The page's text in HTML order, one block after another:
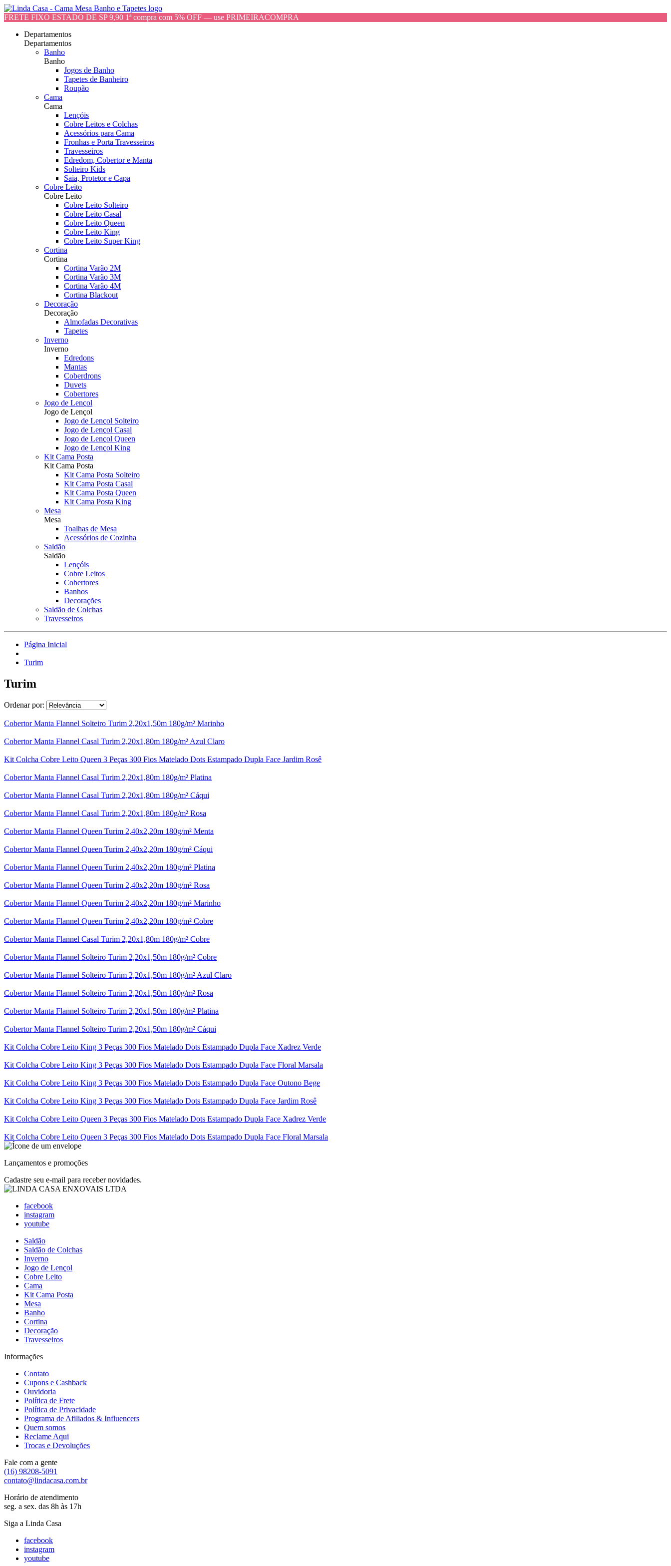
FRETE FIXO ESTADO DE SP 9,90 1ª compra com 5% OFF — use PRIMEIRACOMPRA
Departamentos
Departamentos
Banho
Banho
Jogos de Banho
Tapetes de Banheiro
Roupão
Cama
Cama
Lençóis
Cobre Leitos e Colchas
Acessórios para Cama
Fronhas e Porta Travesseiros
Travesseiros
Edredom, Cobertor e Manta
Solteiro Kids
Saia, Protetor e Capa
Cobre Leito
Cobre Leito
Cobre Leito Solteiro
Cobre Leito Casal
Cobre Leito Queen
Cobre Leito King
Cobre Leito Super King
Cortina
Cortina
Cortina Varão 2M
Cortina Varão 3M
Cortina Varão 4M
Cortina Blackout
Decoração
Decoração
Almofadas Decorativas
Tapetes
Inverno
Inverno
Edredons
Mantas
Coberdrons
Duvets
Cobertores
Jogo de Lençol
Jogo de Lençol
Jogo de Lençol Solteiro
Jogo de Lençol Casal
Jogo de Lençol Queen
Jogo de Lençol King
Kit Cama Posta
Kit Cama Posta
Kit Cama Posta Solteiro
Kit Cama Posta Casal
Kit Cama Posta Queen
Kit Cama Posta King
Mesa
Mesa
Toalhas de Mesa
Acessórios de Cozinha
Saldão
Saldão
Lençóis
Cobre Leitos
Cobertores
Banhos
Decorações
Saldão de Colchas
Travesseiros
Página Inicial
Turim
Turim
Ordenar por:
Cobertor Manta Flannel Solteiro Turim 2,20x1,50m 180g/m² Marinho
Cobertor Manta Flannel Casal Turim 2,20x1,80m 180g/m² Azul Claro
Kit Colcha Cobre Leito Queen 3 Peças 300 Fios Matelado Dots Estampado Dupla Face Jardim Rosê
Cobertor Manta Flannel Casal Turim 2,20x1,80m 180g/m² Platina
Cobertor Manta Flannel Casal Turim 2,20x1,80m 180g/m² Cáqui
Cobertor Manta Flannel Casal Turim 2,20x1,80m 180g/m² Rosa
Cobertor Manta Flannel Queen Turim 2,40x2,20m 180g/m² Menta
Cobertor Manta Flannel Queen Turim 2,40x2,20m 180g/m² Cáqui
Cobertor Manta Flannel Queen Turim 2,40x2,20m 180g/m² Platina
Cobertor Manta Flannel Queen Turim 2,40x2,20m 180g/m² Rosa
Cobertor Manta Flannel Queen Turim 2,40x2,20m 180g/m² Marinho
Cobertor Manta Flannel Queen Turim 2,40x2,20m 180g/m² Cobre
Cobertor Manta Flannel Casal Turim 2,20x1,80m 180g/m² Cobre
Cobertor Manta Flannel Solteiro Turim 2,20x1,50m 180g/m² Cobre
Cobertor Manta Flannel Solteiro Turim 2,20x1,50m 180g/m² Azul Claro
Cobertor Manta Flannel Solteiro Turim 2,20x1,50m 180g/m² Rosa
Cobertor Manta Flannel Solteiro Turim 2,20x1,50m 180g/m² Platina
Cobertor Manta Flannel Solteiro Turim 2,20x1,50m 180g/m² Cáqui
Kit Colcha Cobre Leito King 3 Peças 300 Fios Matelado Dots Estampado Dupla Face Xadrez Verde
Kit Colcha Cobre Leito King 3 Peças 300 Fios Matelado Dots Estampado Dupla Face Floral Marsala
Kit Colcha Cobre Leito King 3 Peças 300 Fios Matelado Dots Estampado Dupla Face Outono Bege
Kit Colcha Cobre Leito King 3 Peças 300 Fios Matelado Dots Estampado Dupla Face Jardim Rosê
Kit Colcha Cobre Leito Queen 3 Peças 300 Fios Matelado Dots Estampado Dupla Face Xadrez Verde
Kit Colcha Cobre Leito Queen 3 Peças 300 Fios Matelado Dots Estampado Dupla Face Floral Marsala
Lançamentos e promoções
Cadastre seu e-mail para receber novidades.
facebook
instagram
youtube
Saldão
Saldão de Colchas
Inverno
Jogo de Lençol
Cobre Leito
Cama
Kit Cama Posta
Mesa
Banho
Cortina
Decoração
Travesseiros
Informações
Contato
Cupons e Cashback
Ouvidoria
Política de Frete
Política de Privacidade
Programa de Afiliados & Influencers
Quem somos
Reclame Aqui
Trocas e Devoluções
Fale com a gente
(16) 98208-5091
contato@lindacasa.com.br
Horário de atendimento
seg. a sex. das 8h às 17h
Siga a Linda Casa
facebook
instagram
youtube